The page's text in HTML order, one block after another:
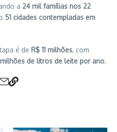
a 24 mil famílias nos 22
51 cidades contempladas em
é de R$ 11 milhões, com
de litros de leite por ano.